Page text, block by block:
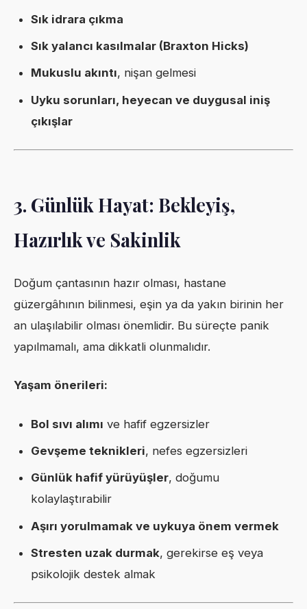
Sık idrara çıkma
Sık yalancı kasılmalar (Braxton Hicks)
Mukuslu akıntı, nişan gelmesi
Uyku sorunları, heyecan ve duygusal iniş
çıkışlar
3. Günlük Hayat: Bekleyiş,
Hazırlık ve Sakinlik
Doğum çantasının hazır olması, hastane
güzergâhının bilinmesi, eşin ya da yakın birinin her
an ulaşılabilir olması önemlidir. Bu süreçte panik
yapılmamalı, ama dikkatli olunmalıdır.
Yaşam önerileri:
Bol sıvı alımı ve hafif egzersizler
Gevşeme teknikleri, nefes egzersizleri
Günlük hafif yürüyüşler, doğumu
kolaylaştırabilir
Aşırı yorulmamak ve uykuya önem vermek
Stresten uzak durmak, gerekirse eş veya
psikolojik destek almak